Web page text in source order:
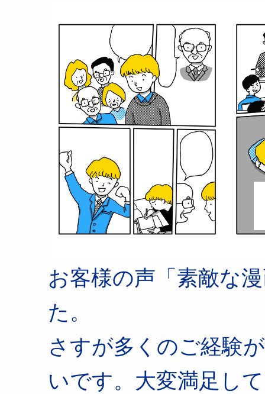
お客様の声「素敵な
た。
さすが多くのご経験
いです。大変満足し